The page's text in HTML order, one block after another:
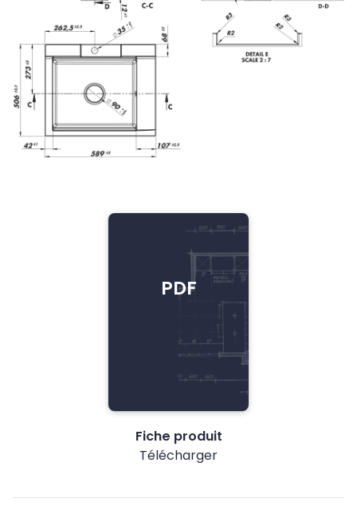
PDF
Fiche produit
Télécharger